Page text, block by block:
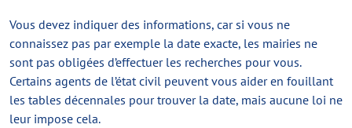
Vous devez indiquer des informations, car si vous ne
connaissez pas par exemple la date exacte, les mairies ne
sont pas obligées d’effectuer les recherches pour vous.
Certains agents de l’état civil peuvent vous aider en fouillant
les tables décennales pour trouver la date, mais aucune loi ne
leur impose cela.